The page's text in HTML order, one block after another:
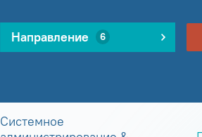
Направление 6
Системное